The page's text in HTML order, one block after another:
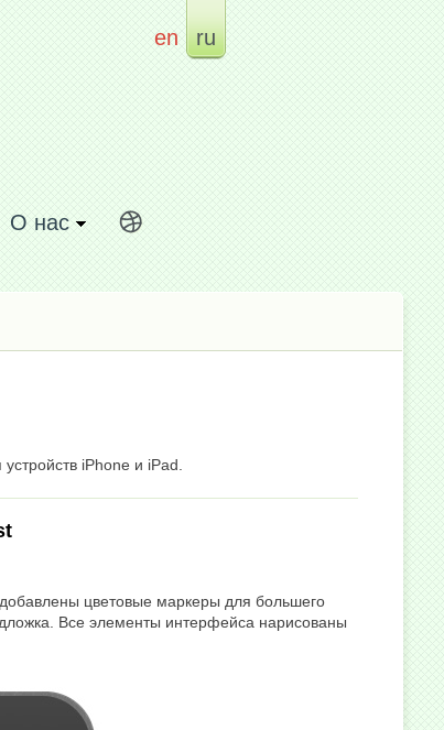
en ru
О нас
iPhone и iPad.
цветовые маркеры для большего
Все элементы интерфейса нарисованы